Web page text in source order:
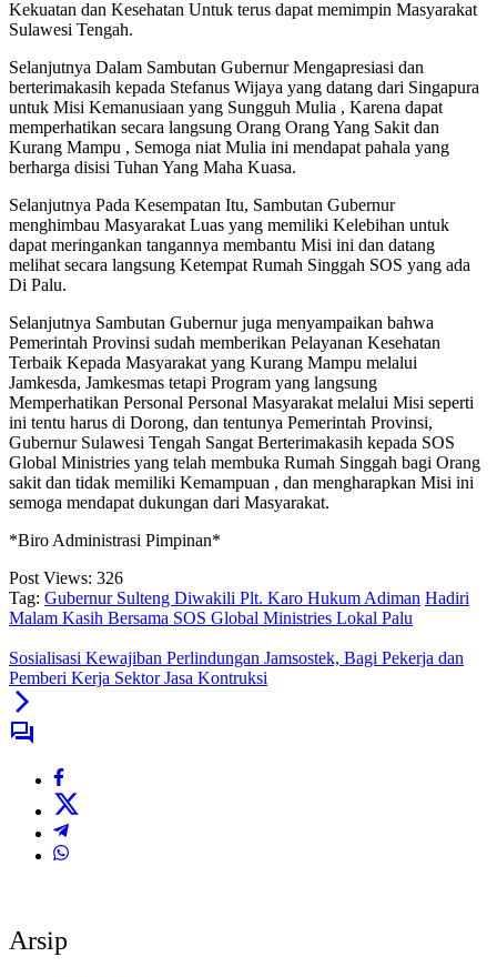
Kekuatan dan Kesehatan Untuk terus dapat memimpin Masyarakat
Sulawesi Tengah.
Selanjutnya Dalam Sambutan Gubernur Mengapresiasi dan
berterimakasih kepada Stefanus Wijaya yang datang dari Singapura
untuk Misi Kemanusiaan yang Sungguh Mulia , Karena dapat
memperhatikan secara langsung Orang Orang Yang Sakit dan
Kurang Mampu , Semoga niat Mulia ini mendapat pahala yang
berharga disisi Tuhan Yang Maha Kuasa.
Selanjutnya Pada Kesempatan Itu, Sambutan Gubernur
menghimbau Masyarakat Luas yang memiliki Kelebihan untuk
dapat meringankan tangannya membantu Misi ini dan datang
melihat secara langsung Ketempat Rumah Singgah SOS yang ada
Di Palu.
Selanjutnya Sambutan Gubernur juga menyampaikan bahwa
Pemerintah Provinsi sudah memberikan Pelayanan Kesehatan
Terbaik Kepada Masyarakat yang Kurang Mampu melalui
Jamkesda, Jamkesmas tetapi Program yang langsung
Memperhatikan Personal Personal Masyarakat melalui Misi seperti
ini tentu harus di Dorong, dan tentunya Pemerintah Provinsi,
Gubernur Sulawesi Tengah Sangat Berterimakasih kepada SOS
Global Ministries yang telah membuka Rumah Singgah bagi Orang
sakit dan tidak memiliki Kemampuan , dan mengharapkan Misi ini
semoga mendapat dukungan dari Masyarakat.
*Biro Administrasi Pimpinan*
Post Views: 326
Tag: Gubernur Sulteng Diwakili Plt. Karo Hukum Adiman Hadiri
Malam Kasih Bersama SOS Global Ministries Lokal Palu
Sosialisasi Kewajiban Perlindungan Jamsostek, Bagi Pekerja dan
Pemberi Kerja Sektor Jasa Kontruksi
Arsip